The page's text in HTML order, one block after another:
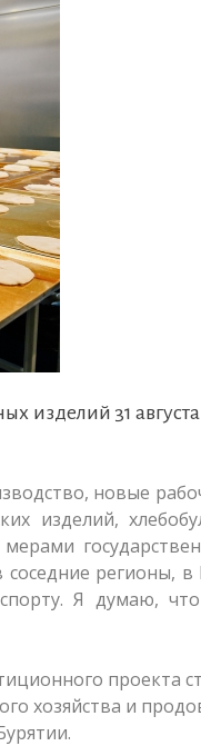
изделий 31
новые
изделий,
регионы,
Я думаю,
проекта
хозяйства и